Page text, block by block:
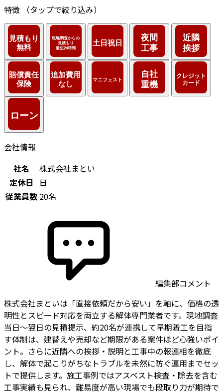
特徴
（タップで絞り込み）
会社情報
社名
株式会社まとい
定休日
日
従業員数 20名
編集部コメント
株式会社まといは「直接依頼だから安い」を軸に、価格の透
明性とスピード対応を両立する解体専門業者です。現地調査
当日〜翌日の見積提示、約20名が連携して早期着工を目指
す体制は、建替えや売却など期限がある案件ほど心強いポイ
ント。さらに近隣への挨拶・説明と工事中の報連相を徹底
し、解体で起こりがちなトラブルを未然に防ぐ運用までセッ
トで提供します。施工事例ではアスベスト検査・除去を含む
工事実績も見られ、難易度が高い現場でも段取り力が期待で